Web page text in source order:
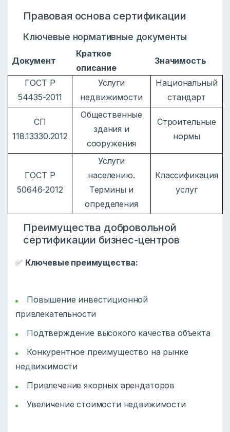
Правовая основа сертификации
Ключевые нормативные документы
Документ
Краткое
описание
Значимость
ГОСТ Р
54435-2011
Услуги
недвижимости
Национальный
стандарт
СП
118.13330.2012
Общественные
здания и
сооружения
Строительные
нормы
ГОСТ Р
50646-2012
Услуги
населению.
Термины и
определения
Классификация
услуг
Преимущества добровольной
сертификации бизнес-центров
✅ Ключевые преимущества:
Повышение инвестиционной
привлекательности
Подтверждение высокого качества объекта
Конкурентное преимущество на рынке
недвижимости
Привлечение якорных арендаторов
Увеличение стоимости недвижимости